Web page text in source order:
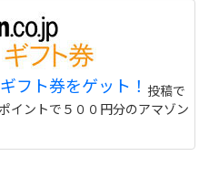
フト券をゲット！ 投稿で
イントで５００円分のアマゾン